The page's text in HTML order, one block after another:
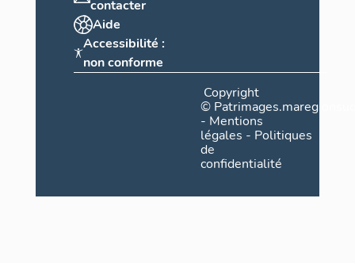
contacter
Aide
Accessibilité :
non conforme
Copyright
©
- Mentions
légales - Politiques
de
confidentialité